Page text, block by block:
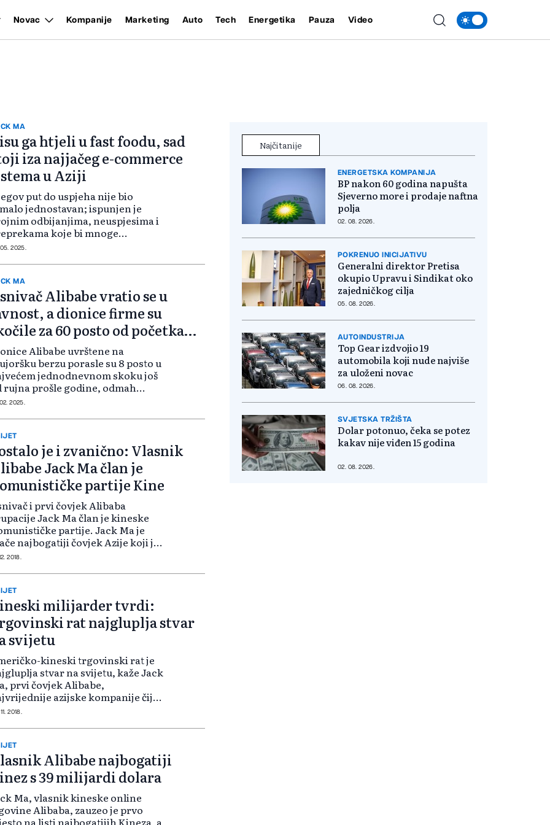
Novac Kompanije Marketing Auto Tech Energetika Pauza Video
MA
ga htjeli u fast foodu, sad
iza najjačeg e-commerce
u Aziji
put do uspjeha nije bio
jednostavan; ispunjen je
odbijanjima, neuspjesima i
koje bi mnoge
Međutim, Ma je iz tih
Rođen 10. septembra 1964.
2025.
MA
Alibabe vratio se u
a dionice firme su
za 60 posto od početka
Alibabe uvrštene na
berzu porasle su 8 posto u
jednodnevnom skoku još
rujna prošle godine, odmah
objave prihoda za treće
Skok dionica i veće
u...
2025.
je i zvanično: Vlasnik
Jack Ma član je
partije Kine
i prvi čovjek Alibaba
Jack Ma član je kineske
partije. Jack Ma je
najbogatiji čovjek Azije koji je
težak 35,8 milijardi
milijardi dolara, prenosi Peopl...
2018.
milijarder tvrdi:
rat najgluplja stvar
svijetu
kineski trgovinski rat je
stvar na svijetu, kaže Jack
prvi čovjek Alibabe,
azijske kompanije čije
kotiraju na berzi. Deficit
sa Kinom, za koji američ...
2018.
Alibabe najbogatiji
s 39 milijardi dolara
Ma, vlasnik kineske online
Alibaba, zauzeo je prvo
Najčitanije
ENERGETSKA KOMPANIJA
BP nakon 60 godina napušta
Sjeverno more i prodaje naftna
polja
02. 08. 2026.
POKRENUO INICIJATIVU
Generalni direktor Pretisa
okupio Upravu i Sindikat oko
zajedničkog cilja
05. 08. 2026.
AUTOINDUSTRIJA
Top Gear izdvojio 19
automobila koji nude najviše
za uloženi novac
06. 08. 2026.
SVJETSKA TRŽIŠTA
Dolar potonuo, čeka se potez
kakav nije viđen 15 godina
02. 08. 2026.